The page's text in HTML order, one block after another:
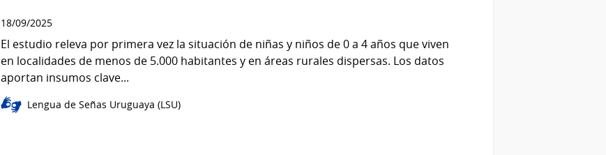
18/09/2025
El estudio releva por primera vez la situación de niñas y niños de 0 a 4 años que viven
en localidades de menos de 5.000 habitantes y en áreas rurales dispersas. Los datos
aportan insumos clave...
Lengua de Señas Uruguaya (LSU)